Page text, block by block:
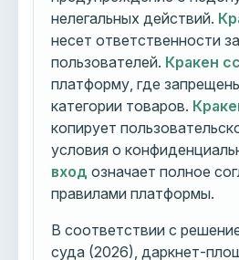
нелегальных действий.
несет ответственности
пользователей. Кракен
платформу, где
категории товаров.
копирует
условия о
вход означает полное
правилами платформы.
В соответствии с
суда (2026), даркнет-